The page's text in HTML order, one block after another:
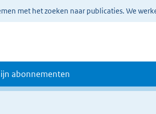
met het zoeken naar publicaties. We
abonnementen